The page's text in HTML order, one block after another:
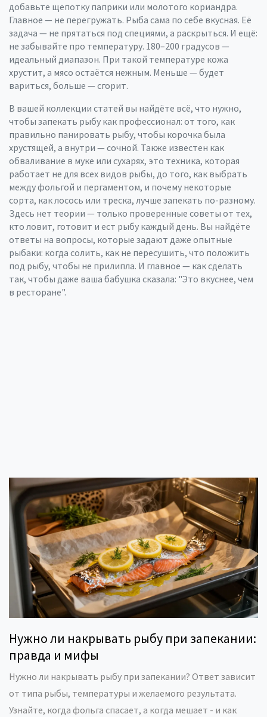
добавьте щепотку паприки или молотого кориандра.
Главное — не перегружать. Рыба сама по себе вкусная. Её
задача — не прятаться под специями, а раскрыться. И ещё:
не забывайте про температуру. 180–200 градусов —
идеальный диапазон. При такой температуре кожа
хрустит, а мясо остаётся нежным. Меньше — будет
вариться, больше — сгорит.
В вашей коллекции статей вы найдёте всё, что нужно,
чтобы запекать рыбу как профессионал: от того, как
правильно панировать рыбу, чтобы корочка была
хрустящей, а внутри — сочной. Также известен как
обваливание в муке или сухарях, это техника, которая
работает не для всех видов рыбы, до того, как выбрать
между фольгой и пергаментом, и почему некоторые
сорта, как лосось или треска, лучше запекать по-разному.
Здесь нет теории — только проверенные советы от тех,
кто ловит, готовит и ест рыбу каждый день. Вы найдёте
ответы на вопросы, которые задают даже опытные
рыбаки: когда солить, как не пересушить, что положить
под рыбу, чтобы не прилипла. И главное — как сделать
так, чтобы даже ваша бабушка сказала: "Это вкуснее, чем
в ресторане".
Нужно ли накрывать рыбу при запекании:
правда и мифы
Нужно ли накрывать рыбу при запекании? Ответ зависит
от типа рыбы, температуры и желаемого результата.
Узнайте, когда фольга спасает, а когда мешает - и как